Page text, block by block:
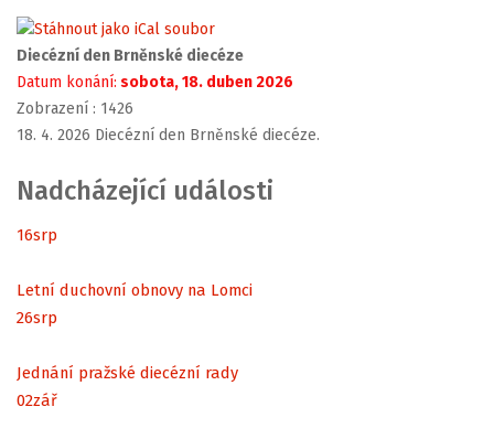
Diecézní den Brněnské diecéze
Datum konání: sobota, 18. duben 2026
Zobrazení : 1426
18. 4. 2026 Diecézní den Brněnské diecéze.
Nadcházející události
16srp
Letní duchovní obnovy na Lomci
26srp
Jednání pražské diecézní rady
02zář